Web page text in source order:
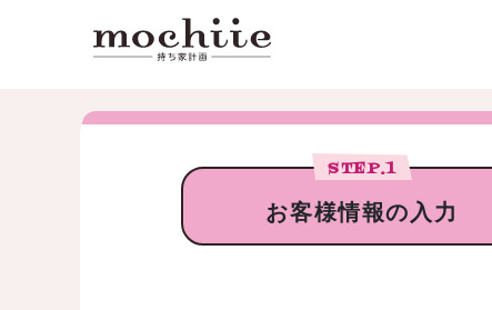
STEP.1
お客様情報の入力